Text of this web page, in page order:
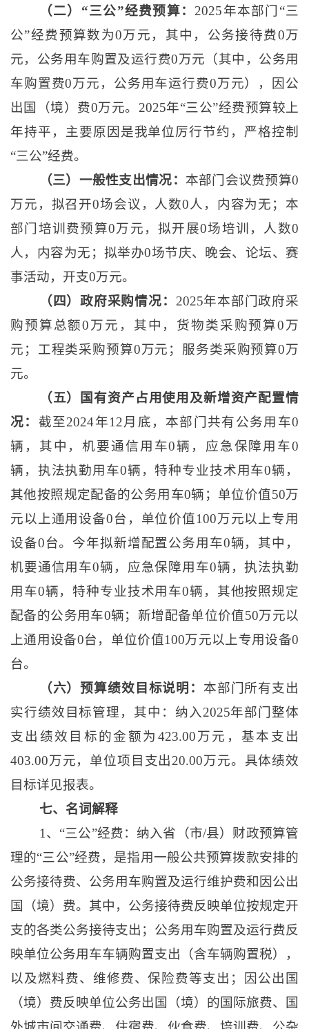
（二） “三公”经费预算： 2025年本部门“三
公”经费预算数为0万元，其中，公务接待费0万
元，公务用车购置及运行费0万元（其中，公务用
车购置费0万元，公务用车运行费0万元），因公
出国（境）费0万元。2025年“三公”经费预算较上
年持平，主要原因是我单位厉行节约，严格控制
“三公”经费。
（三）一般性支出情况： 本部门会议费预算0
万元，拟召开0场会议，人数0人，内容为无；本
部门培训费预算0万元，拟开展0场培训，人数0
人，内容为无；拟举办0场节庆、晚会、论坛、赛
事活动，开支0万元。
（四）政府采购情况： 2025年本部门政府采
购预算总额0万元，其中，货物类采购预算0万
元；工程类采购预算0万元；服务类采购预算0万
元。
（五）国有资产占用使用及新增资产配置情
况： 截至2024年12月底，本部门共有公务用车0
辆，其中，机要通信用车0辆，应急保障用车0
辆，执法执勤用车0辆，特种专业技术用车0辆，
其他按照规定配备的公务用车0辆；单位价值50万
元以上通用设备0台，单位价值100万元以上专用
设备0台。今年拟新增配置公务用车0辆，其中，
机要通信用车0辆，应急保障用车0辆，执法执勤
用车0辆，特种专业技术用车0辆，其他按照规定
配备的公务用车0辆；新增配备单位价值50万元以
上通用设备0台，单位价值100万元以上专用设备0
台。
（六）预算绩效目标说明： 本部门所有支出
实行绩效目标管理，其中：纳入2025年部门整体
支出绩效目标的金额为423.00万元，基本支出
403.00万元，单位项目支出20.00万元。具体绩效
目标详见报表。
七、名词解释
1、“三公”经费：纳入省（市/县）财政预算管
理的“三公”经费，是指用一般公共预算拨款安排的
公务接待费、公务用车购置及运行维护费和因公出
国（境）费。其中，公务接待费反映单位按规定开
支的各类公务接待支出；公务用车购置及运行费反
映单位公务用车车辆购置支出（含车辆购置税），
以及燃料费、维修费、保险费等支出；因公出国
（境）费反映单位公务出国（境）的国际旅费、国